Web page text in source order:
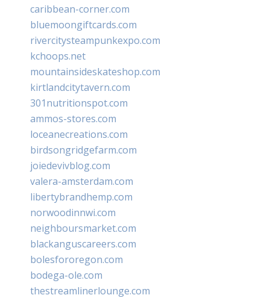
caribbean-corner.com
bluemoongiftcards.com
rivercitysteampunkexpo.com
kchoops.net
mountainsideskateshop.com
kirtlandcitytavern.com
301nutritionspot.com
ammos-stores.com
loceanecreations.com
birdsongridgefarm.com
joiedevivblog.com
valera-amsterdam.com
libertybrandhemp.com
norwoodinnwi.com
neighboursmarket.com
blackanguscareers.com
bolesfororegon.com
bodega-ole.com
thestreamlinerlounge.com